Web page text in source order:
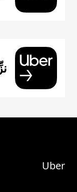
Uber